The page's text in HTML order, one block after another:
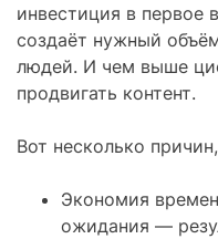
инвестиция в первое
создаёт нужный
людей. И чем выше
продвигать контент.
Вот несколько
Экономия
ожидания —